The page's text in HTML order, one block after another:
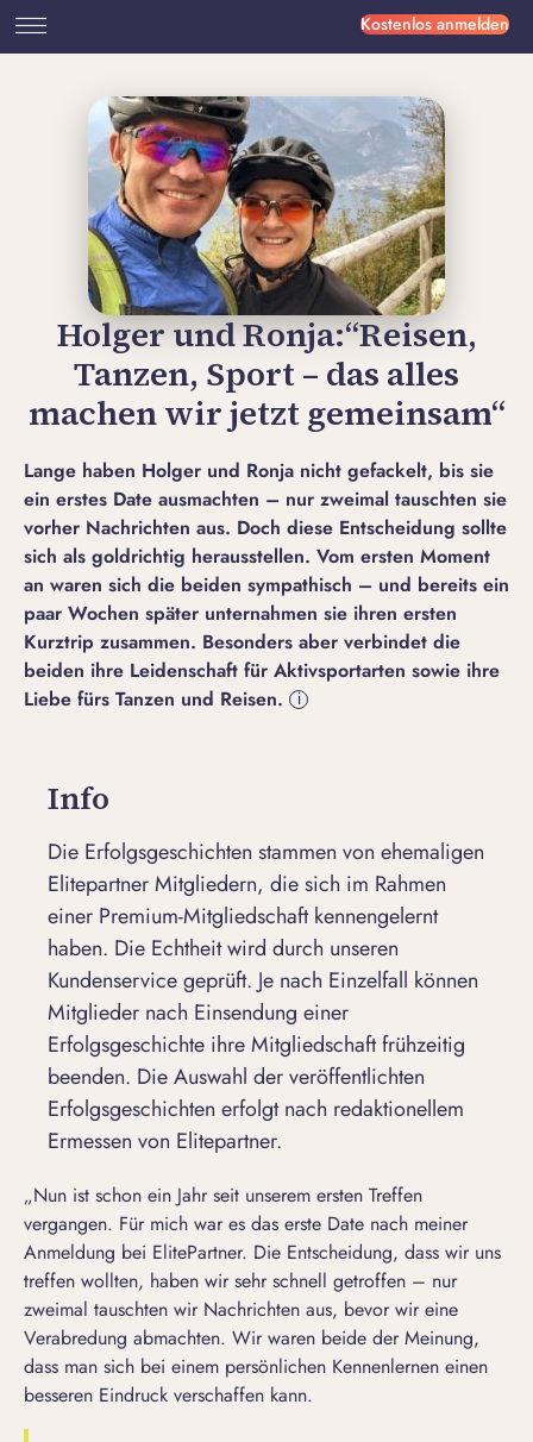
Kostenlos anmelden
Holger und Ronja:“Reisen,
Tanzen, Sport – das alles
machen wir jetzt gemeinsam“
Lange haben Holger und Ronja nicht gefackelt, bis sie
ein erstes Date ausmachten – nur zweimal tauschten sie
vorher Nachrichten aus. Doch diese Entscheidung sollte
sich als goldrichtig herausstellen. Vom ersten Moment
an waren sich die beiden sympathisch – und bereits ein
paar Wochen später unternahmen sie ihren ersten
Kurztrip zusammen. Besonders aber verbindet die
beiden ihre Leidenschaft für Aktivsportarten sowie ihre
Liebe fürs Tanzen und Reisen.
i
Info
Die Erfolgsgeschichten stammen von ehemaligen
Elitepartner Mitgliedern, die sich im Rahmen
einer Premium-Mitgliedschaft kennengelernt
haben. Die Echtheit wird durch unseren
Kundenservice geprüft. Je nach Einzelfall können
Mitglieder nach Einsendung einer
Erfolgsgeschichte ihre Mitgliedschaft frühzeitig
beenden. Die Auswahl der veröffentlichten
Erfolgsgeschichten erfolgt nach redaktionellem
Ermessen von Elitepartner.
„Nun ist schon ein Jahr seit unserem ersten Treffen
vergangen. Für mich war es das erste Date nach meiner
Anmeldung bei ElitePartner. Die Entscheidung, dass wir uns
treffen wollten, haben wir sehr schnell getroffen – nur
zweimal tauschten wir Nachrichten aus, bevor wir eine
Verabredung abmachten. Wir waren beide der Meinung,
dass man sich bei einem persönlichen Kennenlernen einen
besseren Eindruck verschaffen kann.